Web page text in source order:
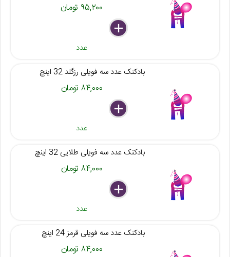
۹۵,۲۰۰ تومان
delete
remove
add
عدد
بادکنک عدد سه فویلی رزگلد 32 اینچ
۸۴,۰۰۰ تومان
delete
remove
add
عدد
بادکنک عدد سه فویلی طلایی 32 اینچ
۸۴,۰۰۰ تومان
delete
remove
add
عدد
بادکنک عدد سه فویلی قرمز 24 اینچ
۸۴,۰۰۰ تومان